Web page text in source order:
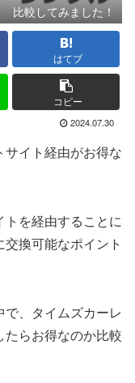
比較してみました！
はてブ
コピー
2024.07.30
イト経由がお得な
を経由することに
換可能なポイント
、タイムズカーレ
らお得なのか比較